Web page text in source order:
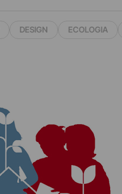
DESIGN ECOLOGIA